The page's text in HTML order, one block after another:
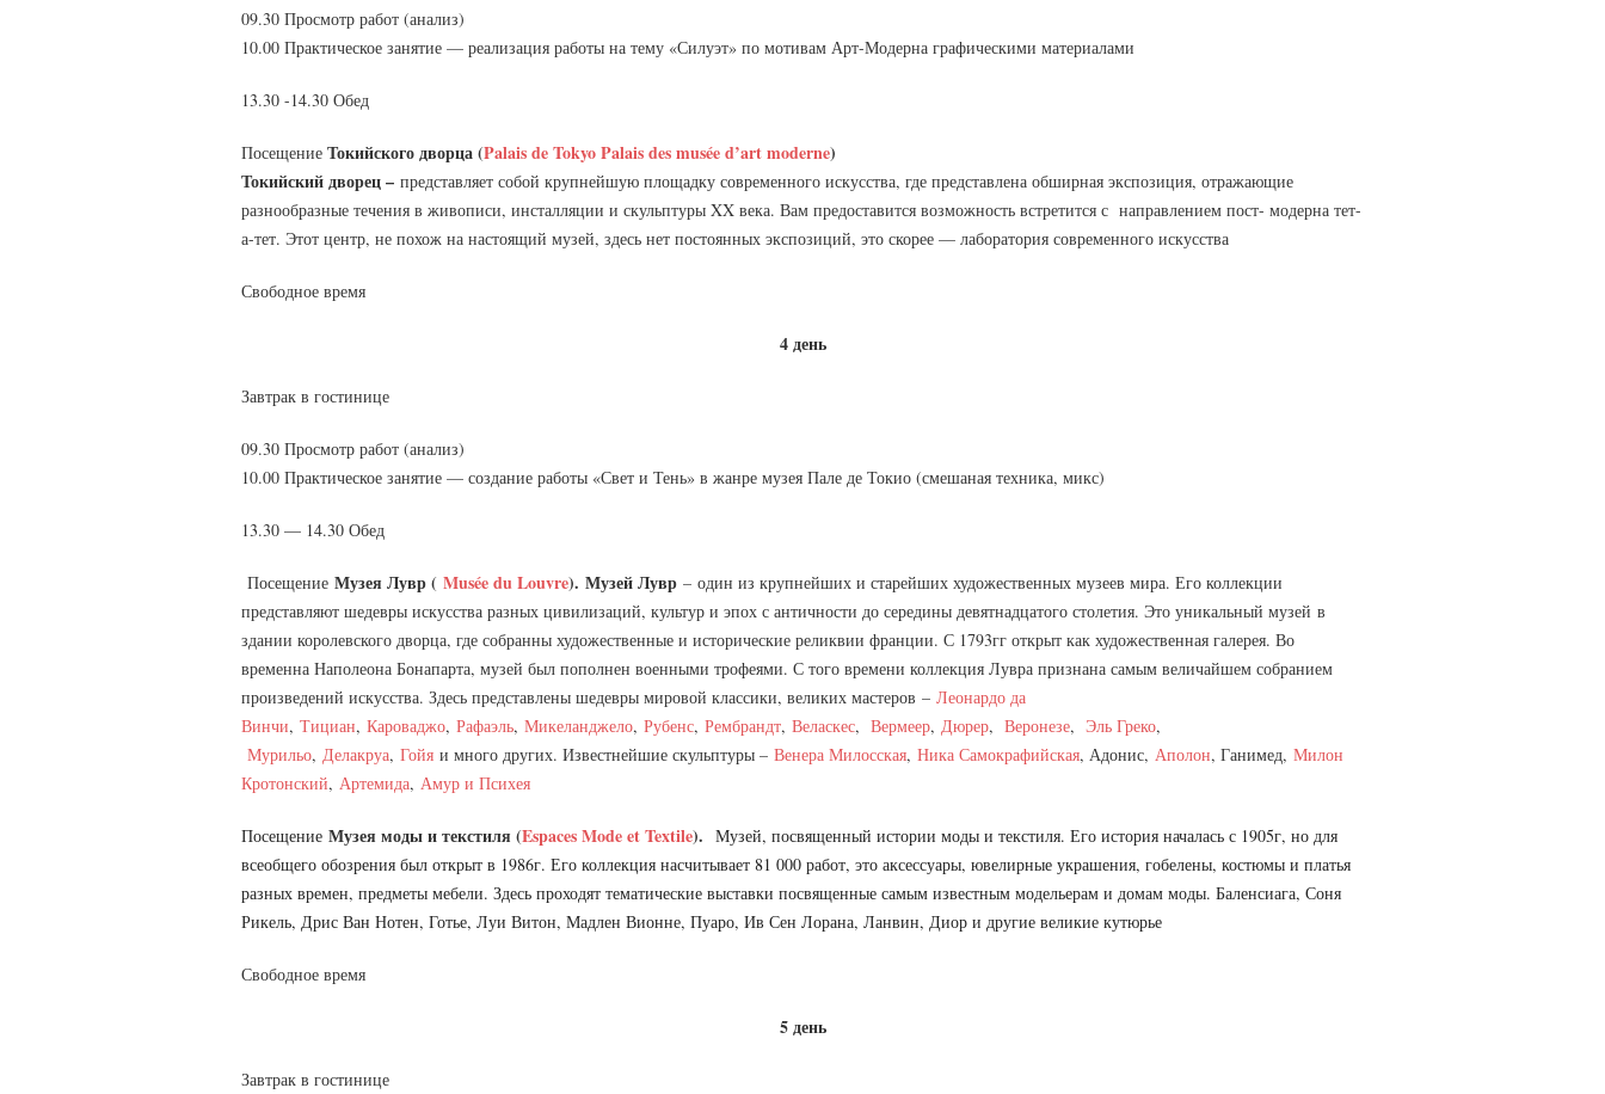
09.30 Просмотр работ (анализ)
10.00 Практическое занятие — реализация работы на тему «Силуэт» по мотивам Арт-Модерна графическими материалами
13.30 -14.30 Обед
Посещение Токийского дворца (Palais de Tokyo Palais des musée d’art moderne)
Токийский дворец – представляет собой крупнейшую площадку современного искусства, где представлена обширная экспозиция, отражающие
разнообразные течения в живописи, инсталляции и скульптуры XX века. Вам предоставится возможность встретится с направлением пост- модерна тет-
а-тет. Этот центр, не похож на настоящий музей, здесь нет постоянных экспозиций, это скорее — лаборатория современного искусства
Свободное время
4 день
Завтрак в гостинице
09.30 Просмотр работ (анализ)
10.00 Практическое занятие — создание работы «Свет и Тень» в жанре музея Пале де Токио (смешаная техника, микс)
13.30 — 14.30 Обед
Посещение Музея Лувр ( Musée du Louvre). Музей Лувр – один из крупнейших и старейших художественных музеев мира. Его коллекции
представляют шедевры искусства разных цивилизаций, культур и эпох с античности до середины девятнадцатого столетия. Это уникальный музей в
здании королевского дворца, где собранны художественные и исторические реликвии франции. С 1793гг открыт как художественная галерея. Во
временна Наполеона Бонапарта, музей был пополнен военными трофеями. С того времени коллекция Лувра признана самым величайшем собранием
произведений искусства. Здесь представлены шедевры мировой классики, великих мастеров – Леонардо да
Винчи, Тициан, Кароваджо, Рафаэль, Микеланджело, Рубенс, Рембрандт, Веласкес, Вермеер, Дюрер, Веронезе, Эль Греко,
Мурильо, Делакруа, Гойя и много других. Известнейшие скульптуры – Венера Милосская, Ника Самокрафийская, Адонис, Аполон, Ганимед, Милон
Кротонский, Артемида, Амур и Психея
Посещение Музея моды и текстиля (Espaces Mode et Textile). Музей, посвященный истории моды и текстиля. Его история началась с 1905г, но для
всеобщего обозрения был открыт в 1986г. Его коллекция насчитывает 81 000 работ, это аксессуары, ювелирные украшения, гобелены, костюмы и платья
разных времен, предметы мебели. Здесь проходят тематические выставки посвященные самым известным модельерам и домам моды. Баленсиага, Соня
Рикель, Дрис Ван Нотен, Готье, Луи Витон, Мадлен Вионне, Пуаро, Ив Сен Лорана, Ланвин, Диор и другие великие кутюрье
Свободное время
5 день
Завтрак в гостинице